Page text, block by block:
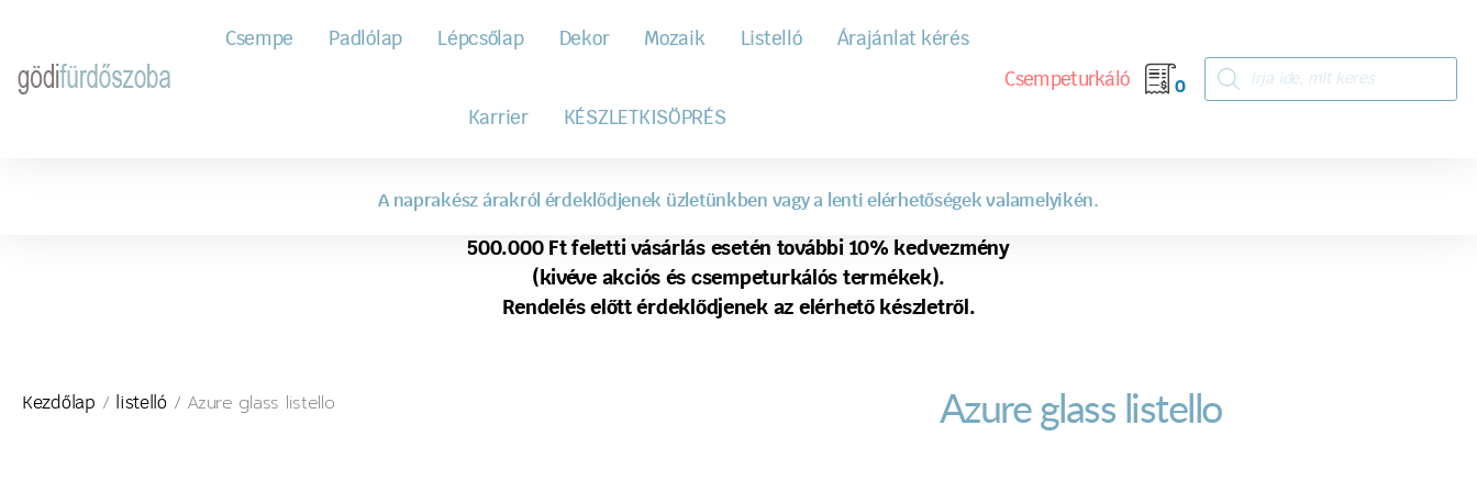
Csempe Padlólap Lépcsőlap Dekor Mozaik Listelló Árajánlat kérés
Karrier KÉSZLETKISÖPRÉS
Csempeturkáló 0
A naprakész árakról érdeklődjenek üzletünkben vagy a lenti elérhetőségek valamelyikén.
500.000 Ft feletti vásárlás esetén további 10% kedvezmény
(kivéve akciós és csempeturkálós termékek).
Rendelés előtt érdeklődjenek az elérhető készletről.
Kezdőlap / listelló/ Azure glass listello Azure glass listello